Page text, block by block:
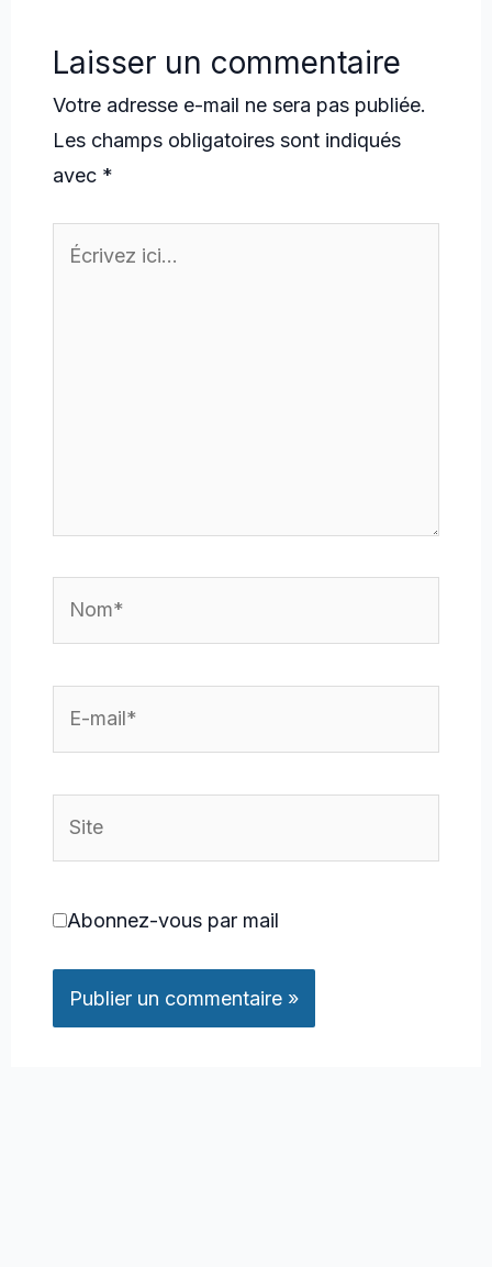
Laisser un commentaire
Votre adresse e-mail ne sera pas publiée.
Les champs obligatoires sont indiqués
avec *
Écrivez
Abonnez-vous par mail